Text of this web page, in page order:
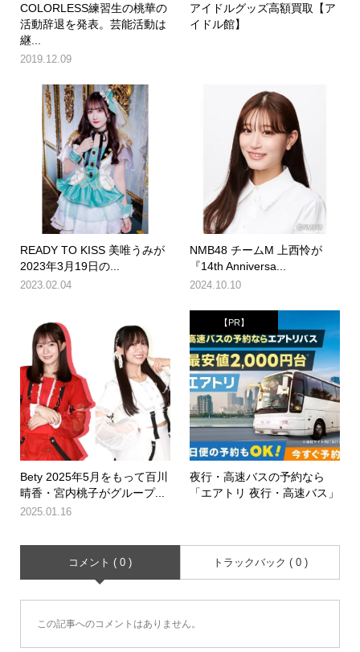
COLORLESS練習生の桃華の
活動辞退を発表。芸能活動は
継...
2019.12.09
アイドルグッズ高額買取【ア
イドル館】
READY TO KISS 美唯うみが
2023年3月19日の...
2023.02.04
NMB48 チームM 上西怜が
『14th Anniversa...
2024.10.10
Bety 2025年5月をもって百川
晴香・宮内桃子がグループ...
2025.01.16
【PR】
夜行・高速バスの予約なら
「エアトリ 夜行・高速バス」
コメント ( 0 ) トラックバック ( 0 )
この記事へのコメントはありません。